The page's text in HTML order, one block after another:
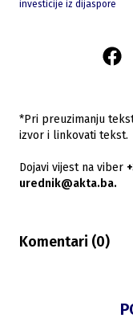
investicije iz dijaspore
*Pri preuzimanju
izvor i linkovati tekst.
Dojavi vijest na viber
urednik@akta.ba.
Komentari (0)